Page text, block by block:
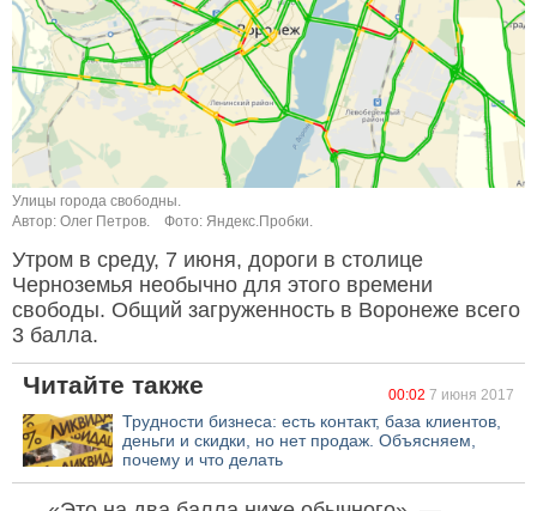
Улицы города свободны.
Автор: Олег Петров.
Фото: Яндекс.Пробки.
Утром в среду, 7 июня, дороги в столице
Черноземья необычно для этого времени
свободы. Общий загруженность в Воронеже всего
3 балла.
Читайте также 00:02 7 июня 2017
Трудности бизнеса: есть контакт, база клиентов,
деньги и скидки, но нет продаж. Объясняем,
почему и что делать